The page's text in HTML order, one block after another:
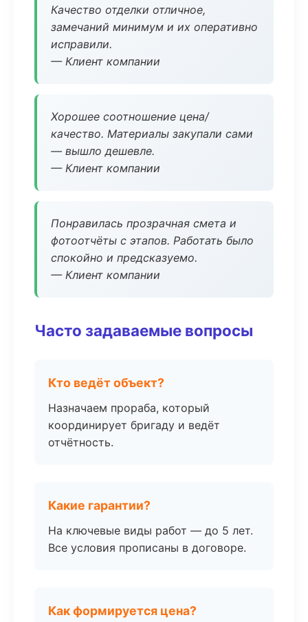
Качество отделки отличное,
замечаний минимум и их оперативно
исправили.
— Клиент компании
Хорошее соотношение цена/
качество. Материалы закупали сами
— вышло дешевле.
— Клиент компании
Понравилась прозрачная смета и
фотоотчёты с этапов. Работать было
спокойно и предсказуемо.
— Клиент компании
Часто задаваемые вопросы
Кто ведёт объект?
Назначаем прораба, который
координирует бригаду и ведёт
отчётность.
Какие гарантии?
На ключевые виды работ — до 5 лет.
Все условия прописаны в договоре.
Как формируется цена?